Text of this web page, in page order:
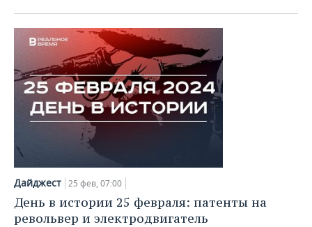
Дайджест 25 фев, 07:00
День в истории 25 февраля: патенты на
револьвер и электродвигатель